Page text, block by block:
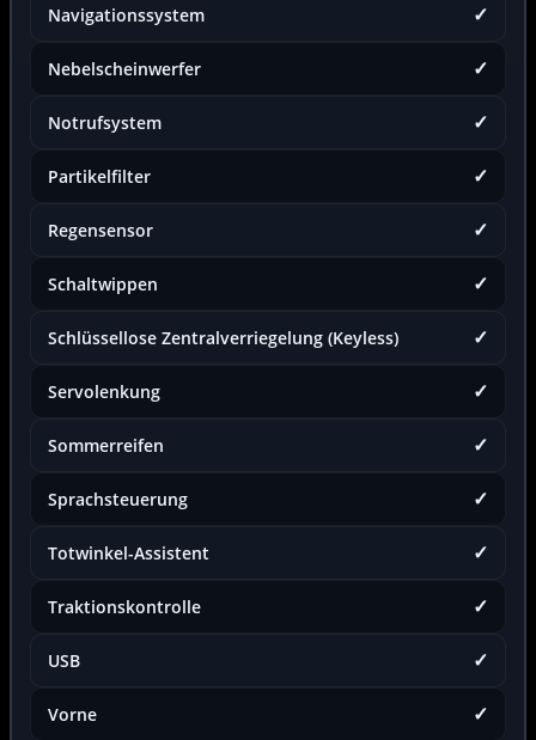
✓
Navigationssystem
✓
Nebelscheinwerfer
✓
Notrufsystem
✓
Partikelfilter
✓
Regensensor
✓
Schaltwippen
✓
Schlüssellose Zentralverriegelung (Keyless)
✓
Servolenkung
✓
Sommerreifen
✓
Sprachsteuerung
✓
Totwinkel-Assistent
✓
Traktionskontrolle
✓
USB
✓
Vorne